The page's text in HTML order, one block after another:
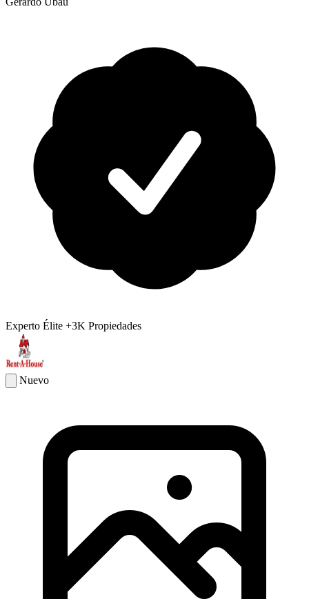
Experto Élite +3K Propiedades
Nuevo